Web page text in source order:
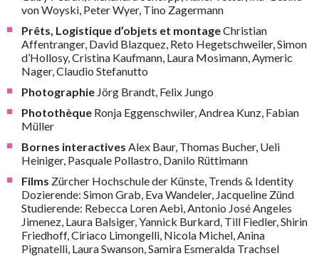
von Woyski, Peter Wyer, Tino Zagermann
Prêts, Logistique d’objets et montageChristian
Affentranger, David Blazquez, Reto Hegetschweiler, Simon
d’Hollosy, Cristina Kaufmann, Laura Mosimann, Aymeric
Nager, Claudio Stefanutto
Photographie Jörg Brandt, Felix Jungo
Photothèque Ronja Eggenschwiler, Andrea Kunz, Fabian
Müller
Bornes interactives Alex Baur, Thomas Bucher, Ueli
Heiniger, Pasquale Pollastro, Danilo Rüttimann
Films Zürcher Hochschule der Künste, Trends & Identity
Dozierende: Simon Grab, Eva Wandeler, Jacqueline Zünd
Studierende: Rebecca Loren Aebi, Antonio José Angeles
Jimenez, Laura Balsiger, Yannick Burkard, Till Fiedler, Shirin
Friedhoff, Ciriaco Limongelli, Nicola Michel, Anina
Pignatelli, Laura Swanson, Samira Esmeralda Trachsel